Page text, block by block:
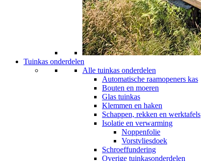
Tuinkas onderdelen
Alle tuinkas onderdelen
Automatische raamopeners kas
Bouten en moeren
Glas tuinkas
Klemmen en haken
Schappen, rekken en werktafels
Isolatie en verwarming
Noppenfolie
Vorstvliesdoek
Schroeffundering
Overige tuinkasonderdelen